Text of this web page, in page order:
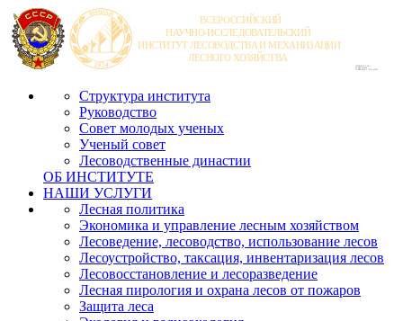
Структура института
Руководство
Совет молодых ученых
Ученый совет
Лесоводственные династии
ОБ ИНСТИТУТЕ
НАШИ УСЛУГИ
Лесная политика
Экономика и управление лесным хозяйством
Лесоведение, лесоводство, использование лесов
Лесоустройство, таксация, инвентаризация лесов
Лесовосстановление и лесоразведение
Лесная пирология и охрана лесов от пожаров
Защита леса